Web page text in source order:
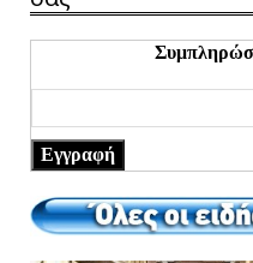
Εγγραφή